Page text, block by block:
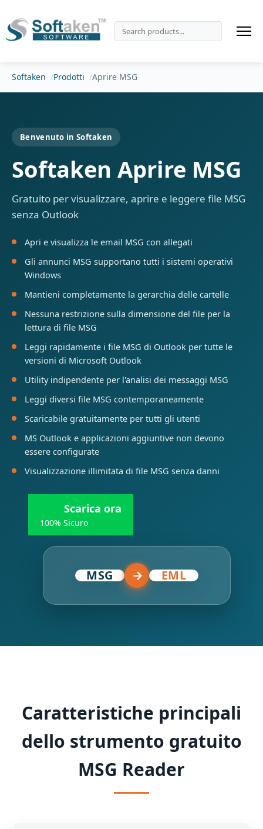
Softaken Prodotti Aprire MSG
Benvenuto in Softaken
Softaken Aprire MSG
Gratuito per visualizzare, aprire e leggere file MSG
senza Outlook
Apri e visualizza le email MSG con allegati
Gli annunci MSG supportano tutti i sistemi operativi
Windows
Mantieni completamente la gerarchia delle cartelle
Nessuna restrizione sulla dimensione del file per la
lettura di file MSG
Leggi rapidamente i file MSG di Outlook per tutte le
versioni di Microsoft Outlook
Utility indipendente per l'analisi dei messaggi MSG
Leggi diversi file MSG contemporaneamente
Scaricabile gratuitamente per tutti gli utenti
MS Outlook e applicazioni aggiuntive non devono
essere configurate
Visualizzazione illimitata di file MSG senza danni
Scarica ora
100% Sicuro
MSG → EML
Caratteristiche principali
dello strumento gratuito
MSG Reader